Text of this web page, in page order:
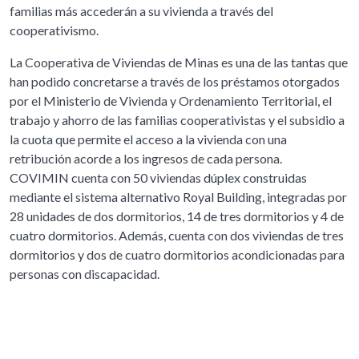
familias más accederán a su vivienda a través del
cooperativismo.
La Cooperativa de Viviendas de Minas es una de las tantas que
han podido concretarse a través de los préstamos otorgados
por el Ministerio de Vivienda y Ordenamiento Territorial, el
trabajo y ahorro de las familias cooperativistas y el subsidio a
la cuota que permite el acceso a la vivienda con una
retribución acorde a los ingresos de cada persona.
COVIMIN cuenta con 50 viviendas dúplex construidas
mediante el sistema alternativo Royal Building, integradas por
28 unidades de dos dormitorios, 14 de tres dormitorios y 4 de
cuatro dormitorios. Además, cuenta con dos viviendas de tres
dormitorios y dos de cuatro dormitorios acondicionadas para
personas con discapacidad.